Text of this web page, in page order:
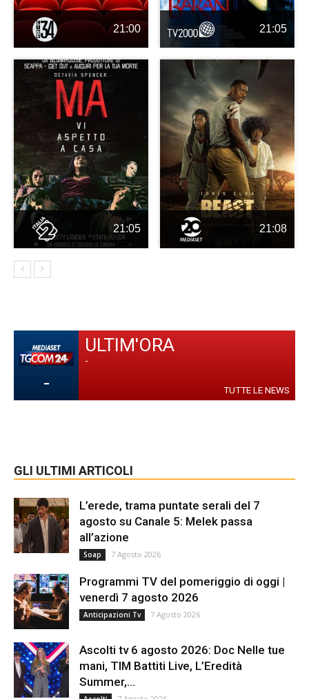
21:00 21:05
21:05 21:08
-
ULTIM'ORA
-
TUTTE LE NEWS
GLI ULTIMI ARTICOLI
L’erede, trama puntate serali del 7
agosto su Canale 5: Melek passa
all’azione
Soap 7 Agosto 2026
Programmi TV del pomeriggio di oggi |
venerdì 7 agosto 2026
Anticipazioni Tv 7 Agosto 2026
Ascolti tv 6 agosto 2026: Doc Nelle tue
mani, TIM Battiti Live, L’Eredità
Summer,...